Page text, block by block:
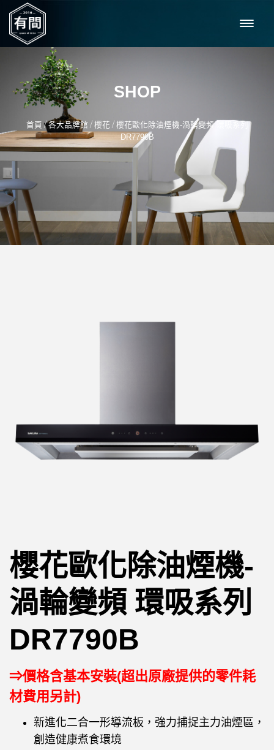
SHOP
首頁 /各大品牌館 / 櫻花 / 櫻花歐化除油煙機-渦輪變頻 環吸系列
DR7790B
櫻花歐化除油煙機-
渦輪變頻 環吸系列
DR7790B
⇒價格含基本安裝(超出原廠提供的零件耗
材費用另計)
新進化二合一形導流板，強力捕捉主力油煙區，
創造健康煮食環境